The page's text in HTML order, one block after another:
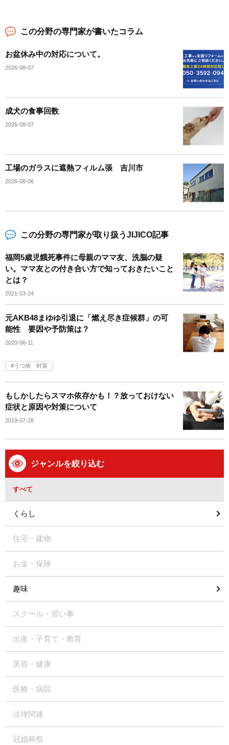
この分野の専門家が書いたコラム
お盆休み中の対応について。
2026-08-07
成犬の食事回数
2026-08-07
工場のガラスに遮熱フィルム張 吉川市
2026-08-06
この分野の専門家が取り扱うJIJICO記事
福岡5歳児餓死事件に母親のママ友、洗脳の疑
い。ママ友との付き合い方で知っておきたいこと
とは？
2021-03-24
元AKB48まゆゆ引退に「燃え尽き症候群」の可
能性 要因や予防策は？
2020-06-11
うつ病 対策
もしかしたらスマホ依存かも！？放っておけない
症状と原因や対策について
2019-07-28
ジャンルを絞り込む
すべて
くらし
住宅・建物
お金・保険
趣味
スクール・習い事
出産・子育て・教育
美容・健康
医療・病院
法律関連
冠婚葬祭